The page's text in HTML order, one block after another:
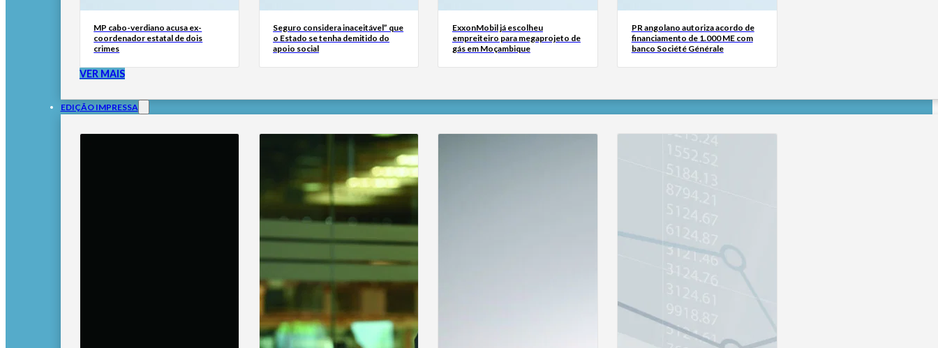
MP cabo-verdiano acusa ex-
coordenador estatal de dois
crimes
Seguro considera inaceitável” que
o Estado se tenha demitido do
apoio social
ExxonMobil já escolheu
empreiteiro para megaprojeto de
gás em Moçambique
PR angolano autoriza acordo de
financiamento de 1.000 ME com
banco Société Générale
VER MAIS
EDIÇÃO IMPRESSA